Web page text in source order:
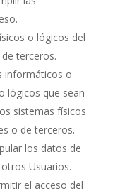
o lógicos del
terceros.
informáticos o
lógicos que sean
sistemas físicos
o de terceros.
los datos de
Usuarios.
el acceso del